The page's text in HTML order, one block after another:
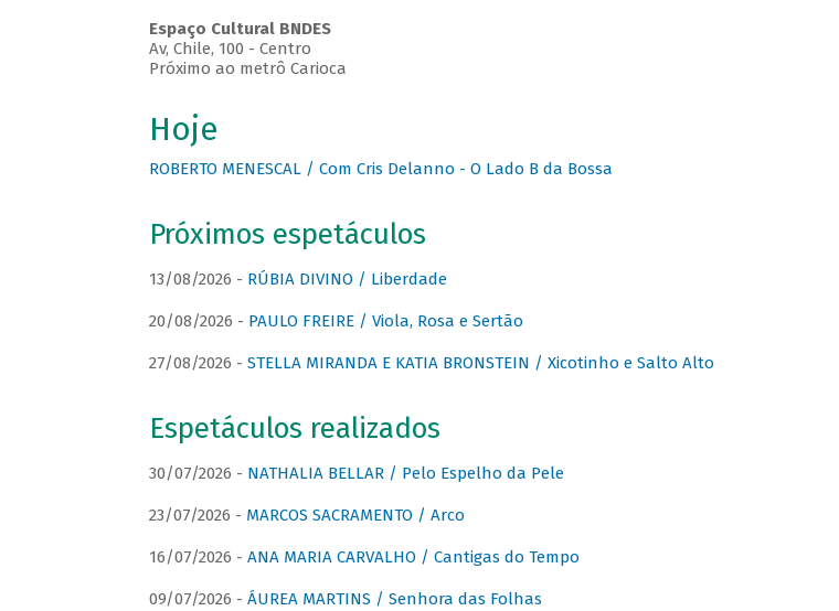
Espaço Cultural BNDES
Av, Chile, 100 - Centro
Próximo ao metrô Carioca
Hoje
ROBERTO MENESCAL / Com Cris Delanno - O Lado B da Bossa
Próximos espetáculos
13/08/2026 - RÚBIA DIVINO / Liberdade
20/08/2026 - PAULO FREIRE / Viola, Rosa e Sertão
27/08/2026 - STELLA MIRANDA E KATIA BRONSTEIN / Xicotinho e Salto Alto
Espetáculos realizados
30/07/2026 - NATHALIA BELLAR / Pelo Espelho da Pele
23/07/2026 - MARCOS SACRAMENTO / Arco
16/07/2026 - ANA MARIA CARVALHO / Cantigas do Tempo
09/07/2026 - ÁUREA MARTINS / Senhora das Folhas